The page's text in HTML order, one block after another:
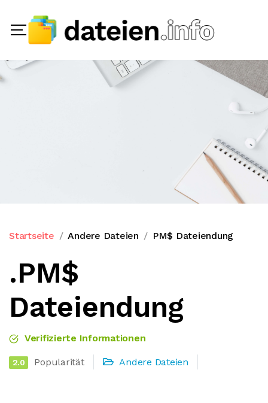
Startseite Andere Dateien PM$ Dateiendung
.PM$
Dateiendung
Verifizierte Informationen
2.0 Popularität Andere Dateien